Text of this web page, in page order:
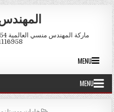
Skip to content
MENU
MENU
POSTED IN